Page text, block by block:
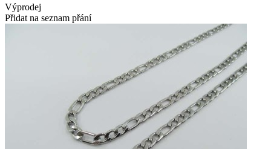
Výprodej
Přidat na seznam přání